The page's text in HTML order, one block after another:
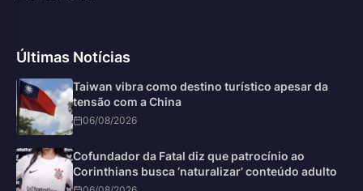
Últimas Notícias
Taiwan vibra como destino turístico apesar da
tensão com a China
06/08/2026
Cofundador da Fatal diz que patrocínio ao
Corinthians busca ‘naturalizar’ conteúdo adulto